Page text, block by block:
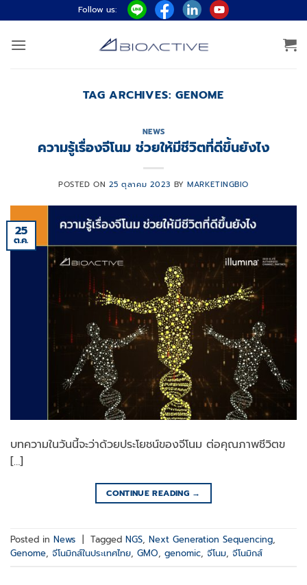
ไป
ยัง
Follow us:
TAG ARCHIVES:GENOME
NEWS
ความรู้เรื่องจีโนม ช่วยให้มีชีวิตที่ดีขึ้นยังไง
POSTED ON 25 ตุลาคม 2023 BYMARKETINGBIO
25
ต.ค.
บทความในวันนี้จะว่าด้วยประโยชน์ของจีโนม ต่อคุณภาพชีวิตข
[…]
CONTINUE READING →
Posted in News Tagged NGS, Next Generation Sequencing,
Genome, จีโนมิกส์ในประเทศไทย, GMO, genomic, จีโนม, จีโนมิกส์